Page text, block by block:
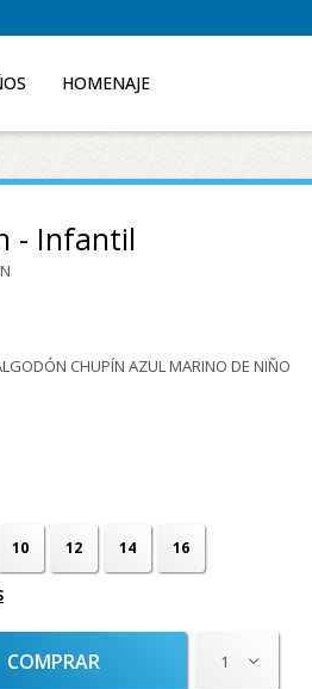
HOMENAJE
- Infantil
CHUPÍN AZUL MARINO DE NIÑO
10 12 14 16
1
COMPRAR